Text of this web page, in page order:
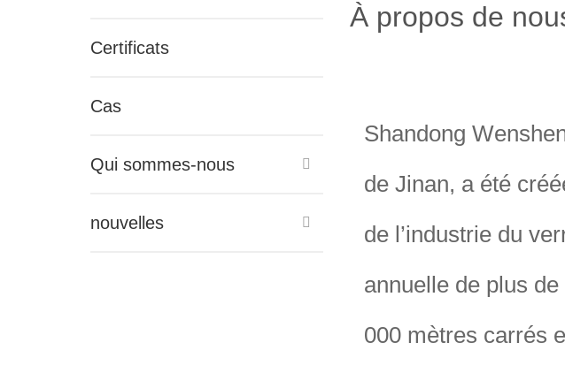
Certificats
Cas
Qui sommes-nous
nouvelles
À propos de
Shandong
de Jinan, a été
de l’industrie du
annuelle de plus de
000 mètres carrés